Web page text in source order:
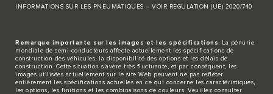
INFORMATIONS SUR LES PNEUMATIQUES – VOIR REGULATION (UE) 2020/740
Remarque importante sur les images et les spécifications . La pénurie
mondiale de semi-conducteurs affecte actuellement les spécifications de
construction des véhicules, la disponibilité des options et les délais de
construction. Cette situation s’avère très fluctuante, et par conséquent, les
images utilisées actuellement sur le site Web peuvent ne pas refléter
entièrement les spécifications actuelles en ce qui concerne les caractéristiques,
les options, les finitions et les combinaisons de couleurs. Veuillez consulter